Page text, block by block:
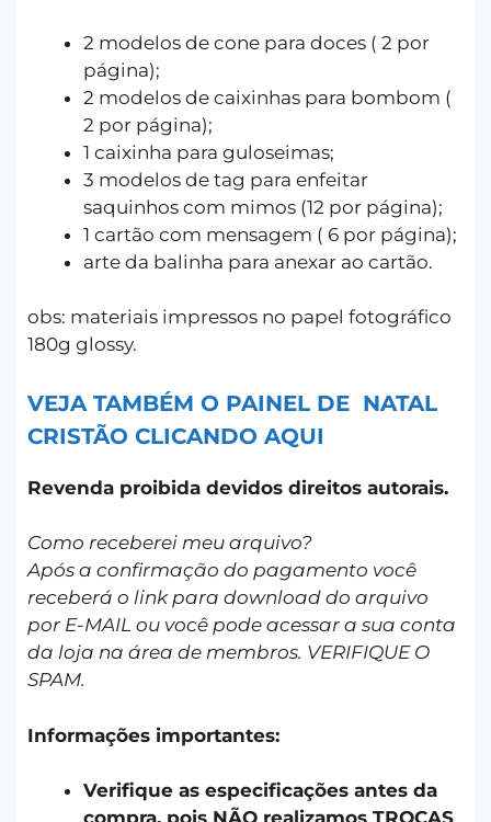
2 modelos de cone para doces ( 2 por
página);
2 modelos de caixinhas para bombom (
2 por página);
1 caixinha para guloseimas;
3 modelos de tag para enfeitar
saquinhos com mimos (12 por página);
1 cartão com mensagem ( 6 por página);
arte da balinha para anexar ao cartão.
obs: materiais impressos no papel fotográfico
180g glossy.
VEJA TAMBÉM O PAINEL DE NATAL
CRISTÃO CLICANDO AQUI
Revenda proibida devidos direitos autorais.
Como receberei meu arquivo?
Após a confirmação do pagamento você
receberá o link para download do arquivo
por E-MAIL ou você pode acessar a sua conta
da loja na área de membros. VERIFIQUE O
SPAM.
Informações importantes:
Verifique as especificações antes da